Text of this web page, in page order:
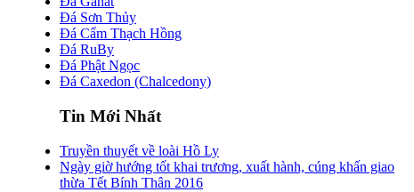
Đá Sơn Thủy
Đá Cẩm Thạch Hồng
Đá RuBy
Đá Phật Ngọc
Đá Caxedon (Chalcedony)
Tin Mới Nhất
Truyền thuyết về loài Hồ Ly
Ngày giờ hướng tốt khai trương, xuất hành, cúng khấn giao
thừa Tết Bính Thân 2016